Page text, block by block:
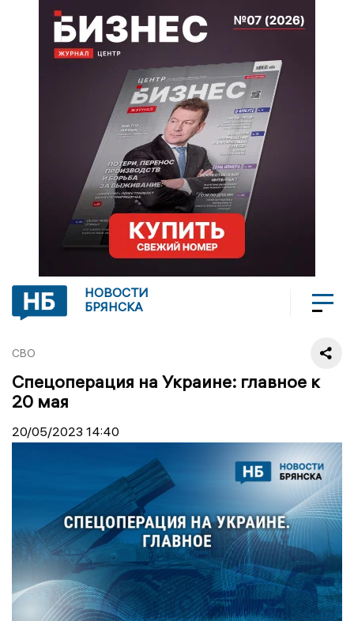
НОВОСТИ
БРЯНСКА
СВО
Спецоперация на Украине: главное к
20 мая
20/05/2023 14:40